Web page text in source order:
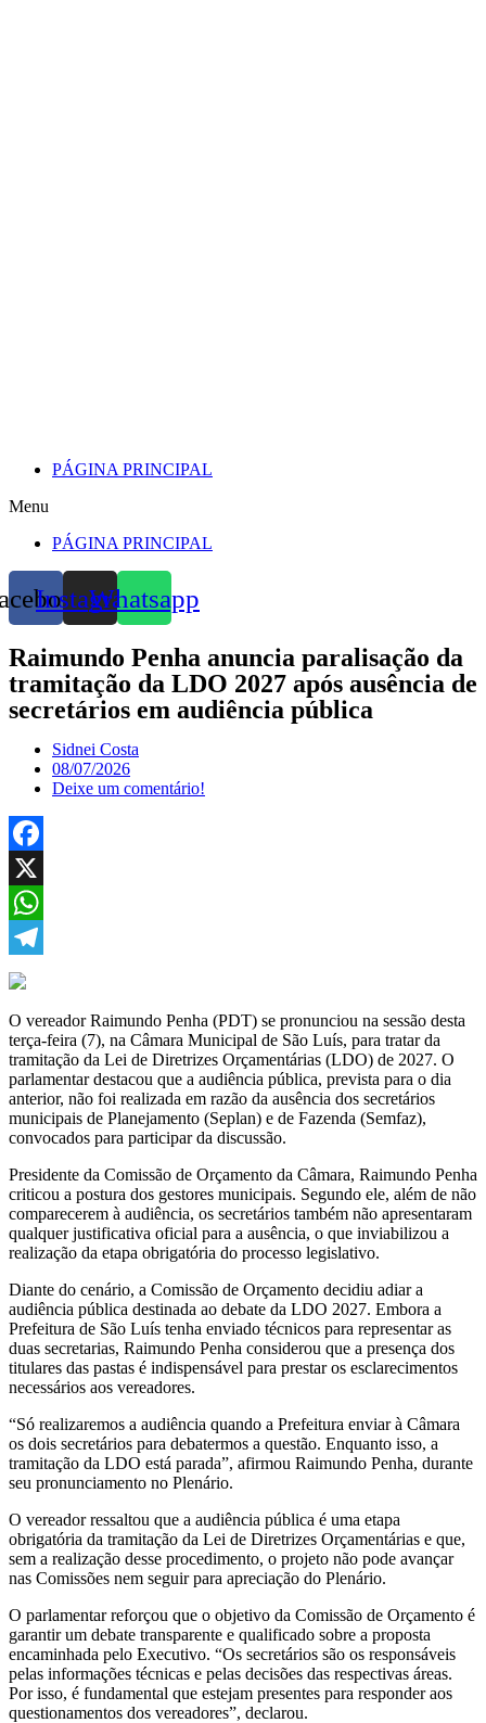
PÁGINA PRINCIPAL
Menu
PÁGINA PRINCIPAL
InstagramWhatsapp
Raimundo Penha anuncia paralisação da
tramitação da LDO 2027 após ausência de
secretários em audiência pública
Sidnei Costa
08/07/2026
Deixe um comentário!
Facebook
X
WhatsApp
Telegram
O vereador Raimundo Penha (PDT) se pronunciou na sessão desta
terça-feira (7), na Câmara Municipal de São Luís, para tratar da
tramitação da Lei de Diretrizes Orçamentárias (LDO) de 2027. O
parlamentar destacou que a audiência pública, prevista para o dia
anterior, não foi realizada em razão da ausência dos secretários
municipais de Planejamento (Seplan) e de Fazenda (Semfaz),
convocados para participar da discussão.
Presidente da Comissão de Orçamento da Câmara, Raimundo Penha
criticou a postura dos gestores municipais. Segundo ele, além de não
comparecerem à audiência, os secretários também não apresentaram
qualquer justificativa oficial para a ausência, o que inviabilizou a
realização da etapa obrigatória do processo legislativo.
Diante do cenário, a Comissão de Orçamento decidiu adiar a
audiência pública destinada ao debate da LDO 2027. Embora a
Prefeitura de São Luís tenha enviado técnicos para representar as
duas secretarias, Raimundo Penha considerou que a presença dos
titulares das pastas é indispensável para prestar os esclarecimentos
necessários aos vereadores.
“Só realizaremos a audiência quando a Prefeitura enviar à Câmara
os dois secretários para debatermos a questão. Enquanto isso, a
tramitação da LDO está parada”, afirmou Raimundo Penha, durante
seu pronunciamento no Plenário.
O vereador ressaltou que a audiência pública é uma etapa
obrigatória da tramitação da Lei de Diretrizes Orçamentárias e que,
sem a realização desse procedimento, o projeto não pode avançar
nas Comissões nem seguir para apreciação do Plenário.
O parlamentar reforçou que o objetivo da Comissão de Orçamento é
garantir um debate transparente e qualificado sobre a proposta
encaminhada pelo Executivo. “Os secretários são os responsáveis
pelas informações técnicas e pelas decisões das respectivas áreas.
Por isso, é fundamental que estejam presentes para responder aos
questionamentos dos vereadores”, declarou.